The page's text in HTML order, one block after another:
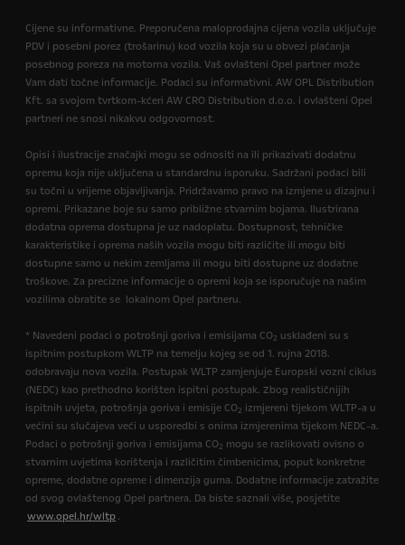
Cijene su informativne. Preporučena maloprodajna cijena vozila uključuje
PDV i posebni porez (trošarinu) kod vozila koja su u obvezi plaćanja
posebnog poreza na motorna vozila. Vaš ovlašteni Opel partner može
Vam dati točne informacije. Podaci su informativni. AW OPL Distribution
Kft. sa svojom tvrtkom-kćeri AW CRO Distribution d.o.o. i ovlašteni Opel
partneri ne snosi nikakvu odgovornost.
Opisi i ilustracije značajki mogu se odnositi na ili prikazivati dodatnu
opremu koja nije uključena u standardnu isporuku. Sadržani podaci bili
su točni u vrijeme objavljivanja. Pridržavamo pravo na izmjene u dizajnu i
opremi. Prikazane boje su samo približne stvarnim bojama. Ilustrirana
dodatna oprema dostupna je uz nadoplatu. Dostupnost, tehničke
karakteristike i oprema naših vozila mogu biti različite ili mogu biti
dostupne samo u nekim zemljama ili mogu biti dostupne uz dodatne
troškove. Za precizne informacije o opremi koja se isporučuje na našim
vozilima obratite se lokalnom Opel partneru.
* Navedeni podaci o potrošnji goriva i emisijama CO2 usklađeni su s
ispitnim postupkom WLTP na temelju kojeg se od 1. rujna 2018.
odobravaju nova vozila. Postupak WLTP zamjenjuje Europski vozni ciklus
(NEDC) kao prethodno korišten ispitni postupak. Zbog realističnijih
ispitnih uvjeta, potrošnja goriva i emisije CO2 izmjereni tijekom WLTP-a u
većini su slučajeva veći u usporedbi s onima izmjerenima tijekom NEDC-a.
Podaci o potrošnji goriva i emisijama CO2 mogu se razlikovati ovisno o
stvarnim uvjetima korištenja i različitim čimbenicima, poput konkretne
opreme, dodatne opreme i dimenzija guma. Dodatne informacije zatražite
od svog ovlaštenog Opel partnera. Da biste saznali više, posjetite
www.opel.hr/wltp .